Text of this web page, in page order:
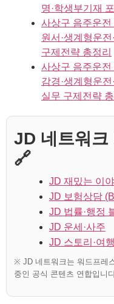
명·학생부기재
사상구 음주운전
원서·생계형운
구제전략 총정리
사상구 음주운전
감경·생계형운
실무 구제전략 총
JD 네트워크
🔗
JD 재밌는 이
JD 보험상담
JD 법률·행정
JD 운세·사주
JD 스토리·여
※ JD 네트워크는 워드프레
중인 공식 콘텐츠 연합입니